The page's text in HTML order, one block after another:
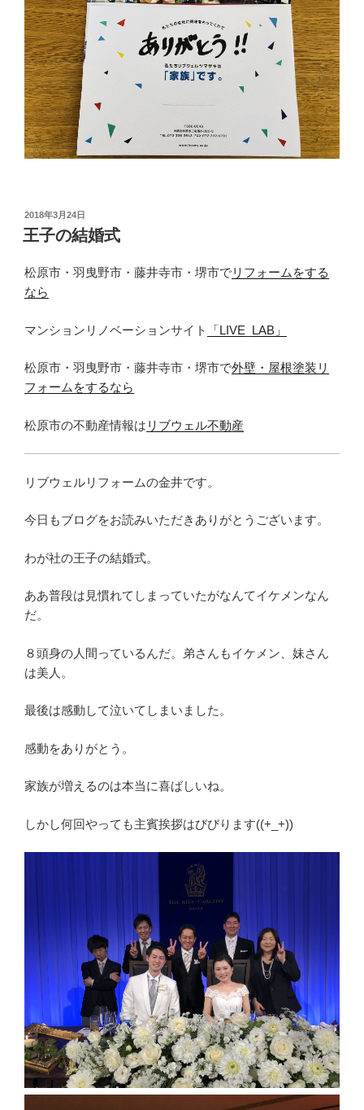
投
稿
日:
2018年3月24日
王子の結婚式
松原市・羽曳野市・藤井寺市・堺市でリフォームをする
なら
マンションリノベーションサイト 「LIVE_LAB」
松原市・羽曳野市・藤井寺市・堺市で外壁・屋根塗装リ
フォームをするなら
松原市の不動産情報は リブウェル不動産
リブウェルリフォームの金井です。
今日もブログをお読みいただきありがとうございます。
わが社の王子の結婚式。
ああ普段は見慣れてしまっていたがなんてイケメンなん
だ。
８頭身の人間っているんだ。弟さんもイケメン、妹さん
は美人。
最後は感動して泣いてしまいました。
感動をありがとう。
家族が増えるのは本当に喜ばしいね。
しかし何回やっても主賓挨拶はびびります((+_+))